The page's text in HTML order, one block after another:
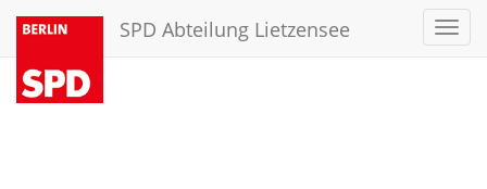
SPD Abteilung Lietzensee